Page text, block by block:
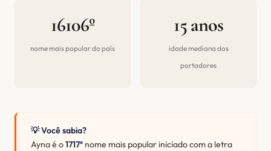
16106º
nome mais popular do país
15 anos
idade mediana dos
portadores
💡 Você sabia?
Ayna é o1717º nome mais popular iniciado com a letra